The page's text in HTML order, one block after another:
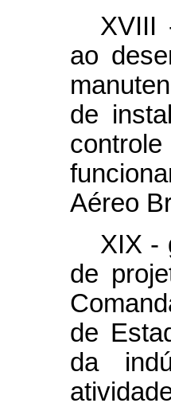
XVIII
ao
de
Aéreo
XIX -
de
de
da